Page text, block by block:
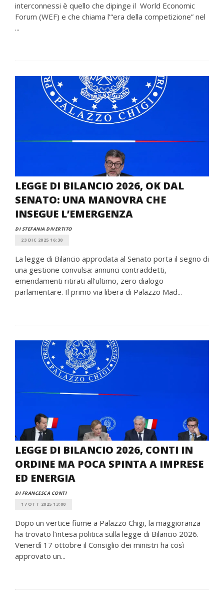
interconnessi è quello che dipinge il World Economic
Forum (WEF) e che chiama l’“era della competizione” nel
...
LEGGE DI BILANCIO 2026, OK DAL
SENATO: UNA MANOVRA CHE
INSEGUE L’EMERGENZA
DI STEFANIA DIVERTITO
23 DIC 2025 16:30
La legge di Bilancio approdata al Senato porta il segno di
una gestione convulsa: annunci contraddetti,
emendamenti ritirati all'ultimo, zero dialogo
parlamentare. Il primo via libera di Palazzo Mad...
LEGGE DI BILANCIO 2026, CONTI IN
ORDINE MA POCA SPINTA A IMPRESE
ED ENERGIA
DI FRANCESCA CONTI
17 OTT 2025 13:00
Dopo un vertice fiume a Palazzo Chigi, la maggioranza
ha trovato l’intesa politica sulla legge di Bilancio 2026.
Venerdì 17 ottobre il Consiglio dei ministri ha così
approvato un...